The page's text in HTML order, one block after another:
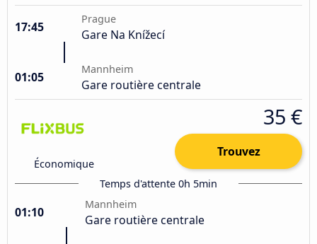
17:45
Prague
Gare Na Knížecí
01:05
Mannheim
Gare routière centrale
Économique
35 €
Trouvez
Temps d'attente 0h 5min
01:10
Mannheim
Gare routière centrale